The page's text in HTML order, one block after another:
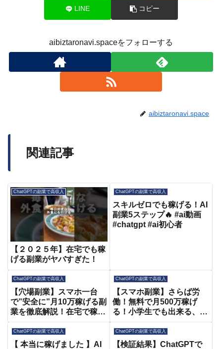
LINE コピー
aibiztaronavi.spaceをフォローする
aibiztaronavi.space
関連記事
ChatGPTの副業で高収入
【２０２５年】在宅でも稼
げる副業がヤバすぎた！
ChatGPTの副業で高収入
スキルゼロでも稼げる！AI
副業5ステップ🔥 #ai動画
#chatgpt #ai初心者
ChatGPTの副業で高収入
【穴場副業】スマホ一台
で”安全に”月10万稼げる副
業を徹底解説！在宅で稼ぎ
ChatGPTの副業で高収入
【スマホ副業】さらば労
働！無料で月500万稼げ
る！小学生でも出来る、無
け在宅ワーク【副業】
【AI】【ChatGPT】
ChatGPTの副業で高収入
【 本当に稼げました 】AI
ChatGPTの副業で高収入
【検証結果】ChatGPTで